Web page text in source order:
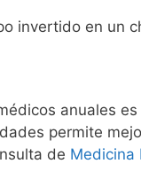
invertido en un
anuales
permite
de Medicina